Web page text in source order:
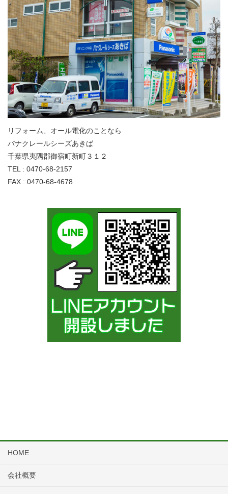
リフォーム、オール電化のことなら
パナクレールシーズあきば
千葉県夷隅郡御宿町新町３１２
TEL : 0470-68-2157
FAX : 0470-68-4678
HOME
会社概要